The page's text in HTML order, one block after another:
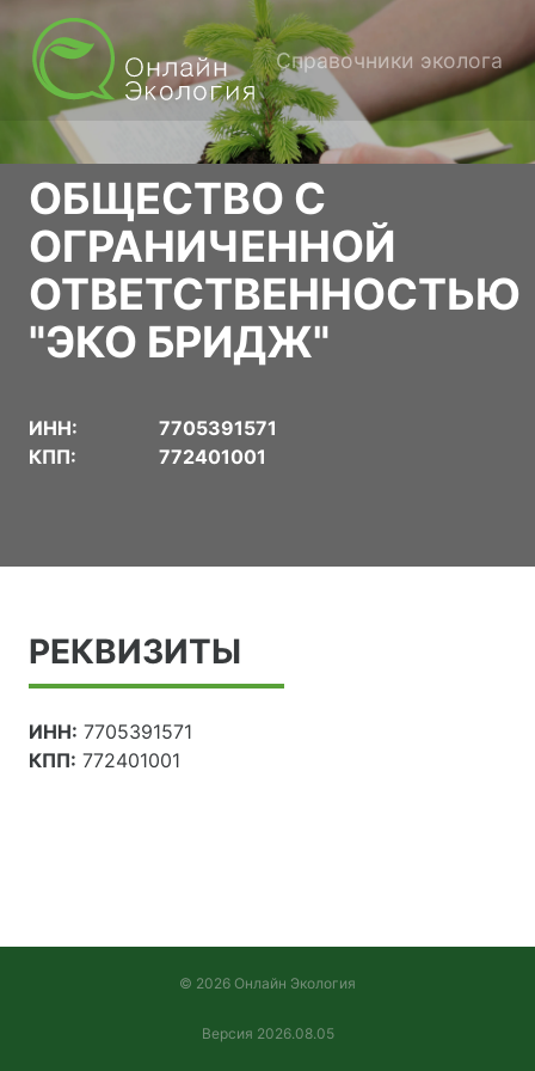
Справочники эколога
ОБЩЕСТВО С
ОГРАНИЧЕННОЙ
ОТВЕТСТВЕННОСТЬЮ
"ЭКО БРИДЖ"
ИНН:
7705391571
КПП:
772401001
РЕКВИЗИТЫ
ИНН: 7705391571
КПП: 772401001
© 2026 Онлайн Экология
Версия 2026.08.05